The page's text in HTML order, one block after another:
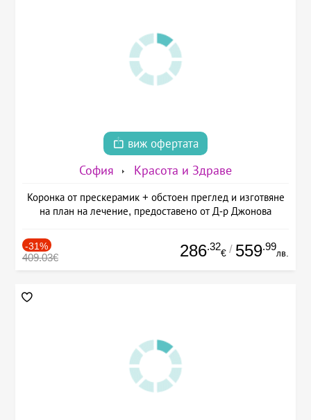
виж офертата
София Красота и Здраве
Коронка от прескерамик + обстоен преглед и изготвяне
на план на лечение, предоставено от Д-р Джонова
-31%
409.03€ 286.32
€ / 559.99
лв.